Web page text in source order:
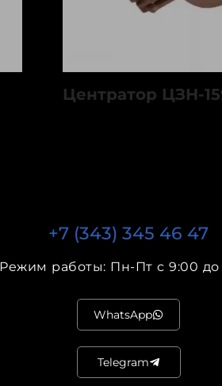
Центратор ЦЗН-
+7 (343) 345 46 47
Режим работы: Пн-Пт с 9:00 до
WhatsApp
Telegram